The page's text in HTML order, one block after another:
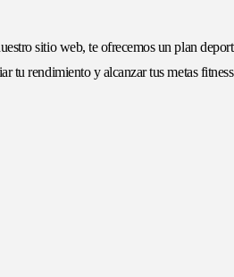
sitio web, te ofrecemos un plan
tu rendimiento y alcanzar tus metas